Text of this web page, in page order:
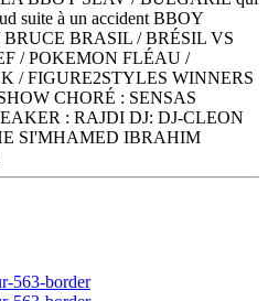
suite à un accident BBOY
BRASIL / BRÉSIL VS
/ POKEMON FLÉAU /
/ FIGURE2STYLES WINNERS
CHORÉ : SENSAS
: RAJDI DJ: DJ-CLEON
SI'MHAMED IBRAHIM